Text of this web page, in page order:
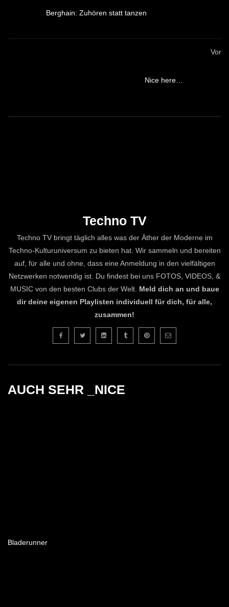
Berghain: Zuhören statt tanzen
Vor
Nice here…
Techno TV
Techno TV bringt täglich alles was der Äther der Moderne im
Techno-Kulturuniversum zu bieten hat. Wir sammeln und bereiten
auf, für alle und ohne, dass eine Anmeldung in den vielfältigen
Netzwerken notwendig ist. Du findest bei uns FOTOS, VIDEOS, &
MUSIC von den besten Clubs der Welt. Meld dich an und baue
dir deine eigenen Playlisten individuell für dich, für alle,
zusammen!
AUCH SEHR _NICE
Bladerunner